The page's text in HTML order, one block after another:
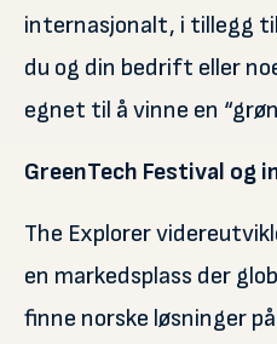
internasjonalt, i tillegg
du og din bedrift eller
egnet til å vinne en
GreenTech Festival og
The Explorer
en markedsplass der
finne norske løsninger